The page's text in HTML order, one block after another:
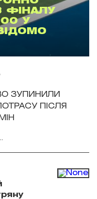
ФІНАЛУ
У
ЗУПИНИЛИ
ПІСЛЯ